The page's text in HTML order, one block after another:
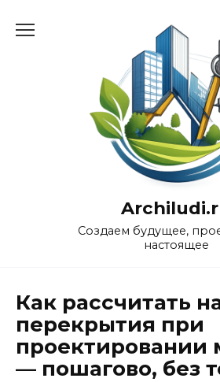
Создаем будущее,
настоящее
Как рассчитать
перекрытия при
проектировании
— пошагово, без